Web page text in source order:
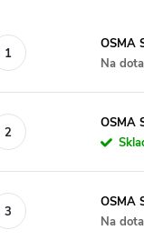
OSMA
Na
OSMA
OSMA
Na